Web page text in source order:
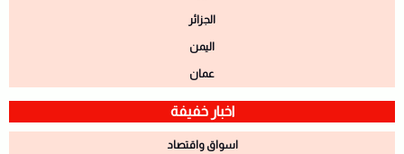
الجزائر
اليمن
عمان
اخبار خفيفة
اسواق واقتصاد